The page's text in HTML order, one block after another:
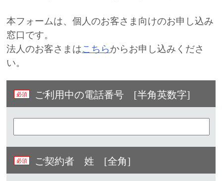
本フォームは、個人のお客さま向けのお申し込み
窓口です。
法人のお客さまはこちらからお申し込みくださ
い。
ご利用中の電話番号 [半角英数字]​
ご契約者 姓 [全角]